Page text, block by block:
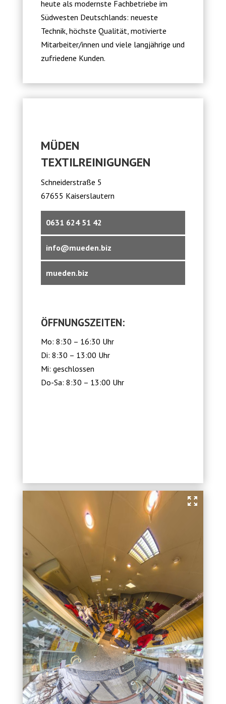
heute als modernste Fachbetriebe im
Südwesten Deutschlands: neueste
Technik, höchste Qualität, motivierte
Mitarbeiter/innen und viele langjährige und
zufriedene Kunden.
MÜDEN
TEXTILREINIGUNGEN
Schneiderstraße 5
67655 Kaiserslautern
0631 624 51 42
info@mueden.biz
mueden.biz
ÖFFNUNGSZEITEN:
Mo: 8:30 – 16:30 Uhr
Di: 8:30 – 13:00 Uhr
Mi: geschlossen
Do-Sa: 8:30 – 13:00 Uhr